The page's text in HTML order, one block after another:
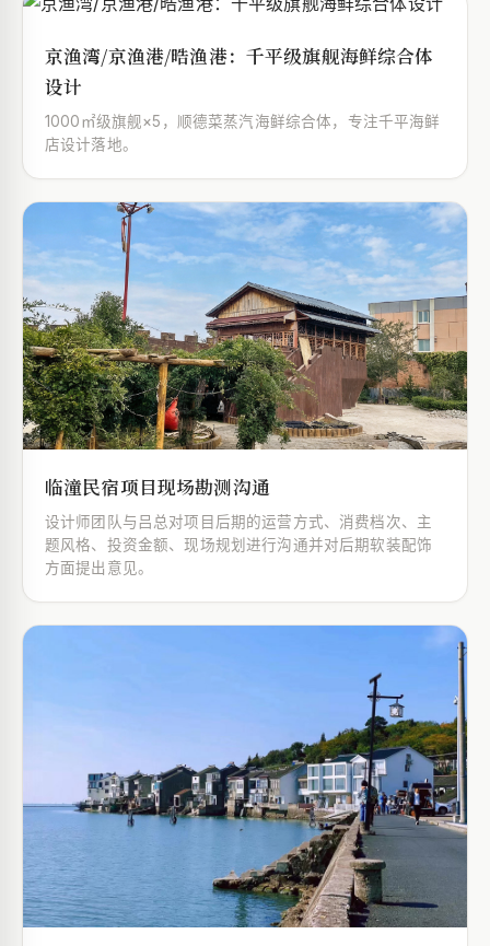
京渔湾/京渔港/晧渔港：千平级旗舰海鲜综合体
设计
1000㎡级旗舰×5，顺德菜蒸汽海鲜综合体，专注千平海鲜
店设计落地。
临潼民宿项目现场勘测沟通
设计师团队与吕总对项目后期的运营方式、消费档次、主
题风格、投资金额、现场规划进行沟通并对后期软装配饰
方面提出意见。